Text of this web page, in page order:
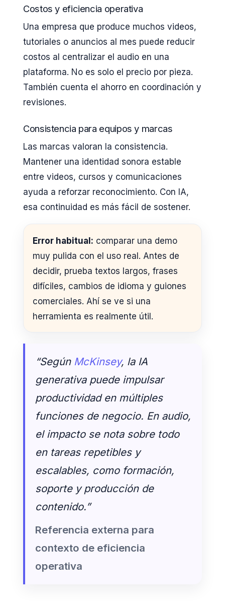
Costos y eficiencia operativa
Una empresa que produce muchos videos,
tutoriales o anuncios al mes puede reducir
costos al centralizar el audio en una
plataforma. No es solo el precio por pieza.
También cuenta el ahorro en coordinación y
revisiones.
Consistencia para equipos y marcas
Las marcas valoran la consistencia.
Mantener una identidad sonora estable
entre videos, cursos y comunicaciones
ayuda a reforzar reconocimiento. Con IA,
esa continuidad es más fácil de sostener.
Error habitual: comparar una demo
muy pulida con el uso real. Antes de
decidir, prueba textos largos, frases
difíciles, cambios de idioma y guiones
comerciales. Ahí se ve si una
herramienta es realmente útil.
“Según McKinsey, la IA
generativa puede impulsar
productividad en múltiples
funciones de negocio. En audio,
el impacto se nota sobre todo
en tareas repetibles y
escalables, como formación,
soporte y producción de
contenido.”
Referencia externa para
contexto de eficiencia
operativa